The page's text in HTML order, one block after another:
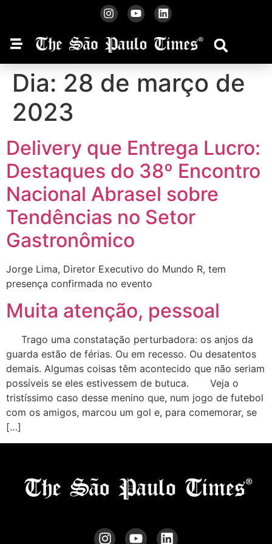
Dia: 28 de março de
2023
Delivery que Entrega Lucro:
Destaques do 38º Encontro
Nacional Abrasel sobre
Tendências no Setor
Gastronômico
Jorge Lima, Diretor Executivo do Mundo R, tem
presença confirmada no evento
Muita atenção, pessoal
Trago uma constatação perturbadora: os anjos da
guarda estão de férias. Ou em recesso. Ou desatentos
demais. Algumas coisas têm acontecido que não seriam
possíveis se eles estivessem de butuca. Veja o
tristíssimo caso desse menino que, num jogo de futebol
com os amigos, marcou um gol e, para comemorar, se
[…]